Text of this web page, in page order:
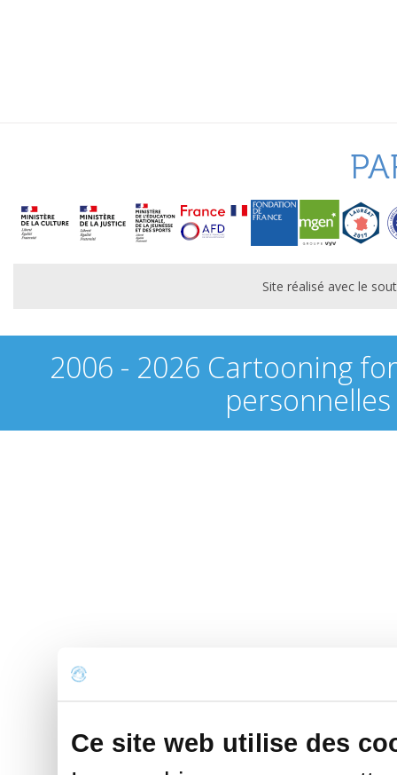
Ce site web utilise des
Site réalisé avec le
2006 - 2026 Cartooning
personnelles